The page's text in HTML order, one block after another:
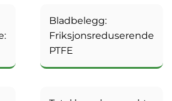
Bladbelegg:
Friksjonsreduserende
PTFE